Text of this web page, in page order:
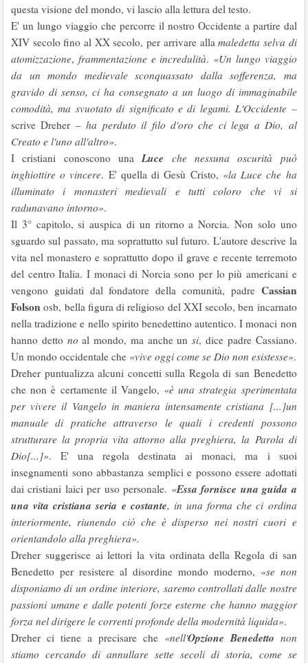
questa visione del mondo, vi lascio alla lettura del testo.
E' un lungo viaggio che percorre il nostro Occidente a partire dal
XIV secolo fino al XX secolo, per arrivare allamaledetta selva di
atomizzazione, frammentazione e incredulità. «Un lungo viaggio
da un mondo medievale sconquassato dalla sofferenza, ma
gravido di senso, ci ha consegnato a un luogo di immaginabile
comodità, ma svuotato di significato e di legami. L'Occidente –
scrive Dreher –ha perduto il filo d'oro che ci lega a Dio, al
Creato e l'uno all'altro».
I cristiani conoscono unaLuce che nessuna oscurità può
inghiottire o vincere. E' quella di Gesù Cristo, «la Luce che ha
illuminato i monasteri medievali e tutti coloro che vi si
radunavano intorno».
Il 3° capitolo, si auspica di un ritorno a Norcia. Non solo uno
sguardo sul passato, ma soprattutto sul futuro. L'autore descrive la
vita nel monastero e soprattutto dopo il grave e recente terremoto
del centro Italia. I monaci di Norcia sono per lo più americani e
vengono guidati dal fondatore della comunità, padre Cassian
Folsonosb, bella figura di religioso del XXI secolo, ben incarnato
nella tradizione e nello spirito benedettino autentico. I monaci non
hanno detto noal mondo, ma anche unsi, dice padre Cassiano.
Un mondo occidentale che «vive oggi come se Dio non esistesse».
Dreher puntualizza alcuni concetti sulla Regola di san Benedetto
che non è certamente il Vangelo, «è una strategia sperimentata
per vivere il Vangelo in maniera intensamente cristiana [...]un
manuale di pratiche attraverso le quali i credenti possono
strutturare la propria vita attorno alla preghiera, la Parola di
Dio[...]». E' una regola destinata ai monaci, ma i suoi
insegnamenti sono abbastanza semplici e possono essere adottati
dai cristiani laici per uso personale. «Essa fornisce una guida a
una vita cristiana seria e costante, in una forma che ci ordina
interiormente, riunendo ciò che è disperso nei nostri cuori e
orientandolo alla preghiera».
Dreher suggerisce ai lettori la vita ordinata della Regola di san
Benedetto per resistere al disordine mondo moderno, «se non
disponiamo di un ordine interiore, saremo controllati dalle nostre
passioni umane e dalle potenti forze esterne che hanno maggior
forza nel dirigere le correnti profonde della modernità liquida».
Dreher ci tiene a precisare che «nell'Opzione Benedetto non
stiamo cercando di annullare sette secoli di storia, come se